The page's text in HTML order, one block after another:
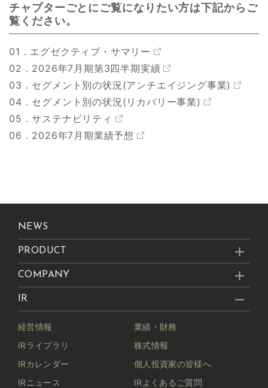
チャプターごとにご覧になりたい方は下記からご
覧ください。
01．エグゼクティブ・サマリー
02．2026年7月期第3四半期実績
03．セグメント別の状況(アンチエイジング事業)
04．セグメント別の状況(リカバリー事業)
05．サステナビリティ
06．2026年7月期業績予想
NEWS
PRODUCT
COMPANY
IR
経営情報
業績・財務
IRライブラリ
株式情報
IRカレンダー
個人投資家の皆様へ
IRニュース
IRよくあるご質問